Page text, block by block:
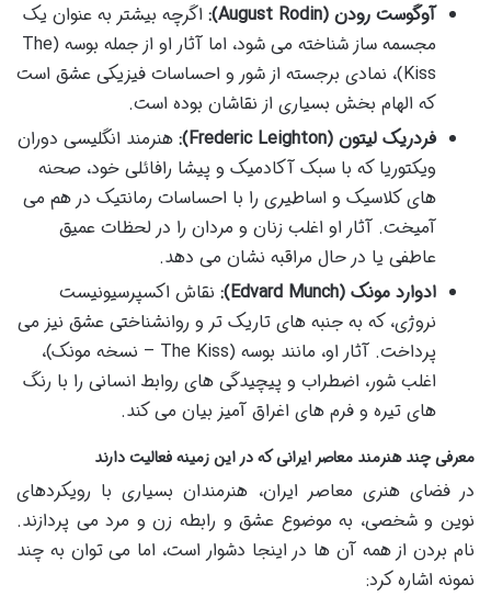
آوگوست رودن (August Rodin):
اگرچه بیشتر به عنوان یک
مجسمه ساز شناخته می شود، اما آثار او از جمله بوسه (The
Kiss)، نمادی برجسته از شور و احساسات فیزیکی عشق است
که الهام بخش بسیاری از نقاشان بوده است.
فردریک لیتون (Frederic Leighton):
هنرمند انگلیسی دوران
ویکتوریا که با سبک آکادمیک و پیشا رافائلی خود، صحنه
های کلاسیک و اساطیری را با احساسات رمانتیک در هم می
آمیخت. آثار او اغلب زنان و مردان را در لحظات عمیق
عاطفی یا در حال مراقبه نشان می دهد.
ادوارد مونک (Edvard Munch):
نقاش اکسپرسیونیست
نروژی، که به جنبه های تاریک تر و روانشناختی عشق نیز می
پرداخت. آثار او، مانند بوسه (The Kiss – نسخه مونک)،
اغلب شور، اضطراب و پیچیدگی های روابط انسانی را با رنگ
های تیره و فرم های اغراق آمیز بیان می کند.
معرفی چند هنرمند معاصر ایرانی که در این زمینه فعالیت دارند
در فضای هنری معاصر ایران، هنرمندان بسیاری با رویکردهای
نوین و شخصی، به موضوع عشق و رابطه زن و مرد می پردازند.
نام بردن از همه آن ها در اینجا دشوار است، اما می توان به چند
نمونه اشاره کرد: